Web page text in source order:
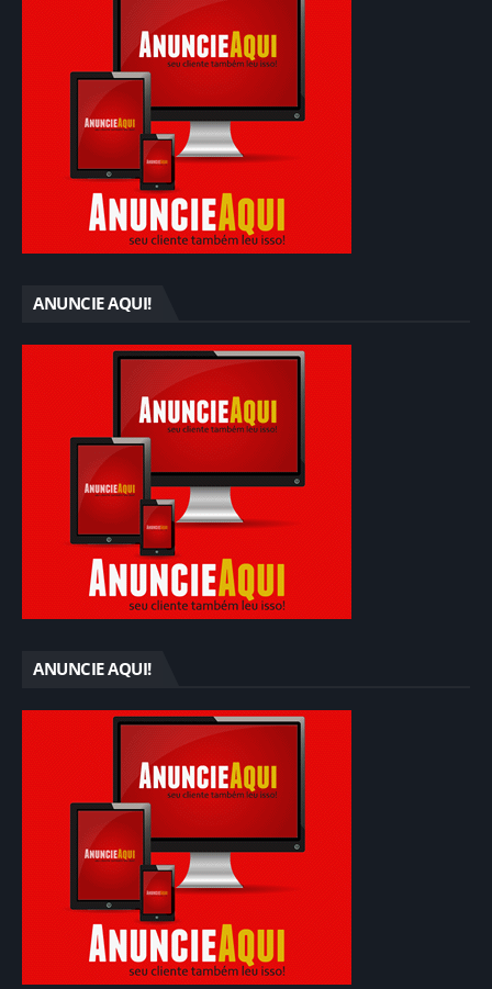
ANUNCIE AQUI!
ANUNCIE AQUI!